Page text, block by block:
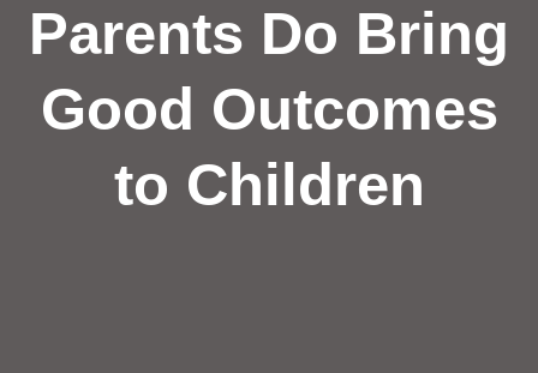
Parents Do Bring
Good Outcomes
to Children